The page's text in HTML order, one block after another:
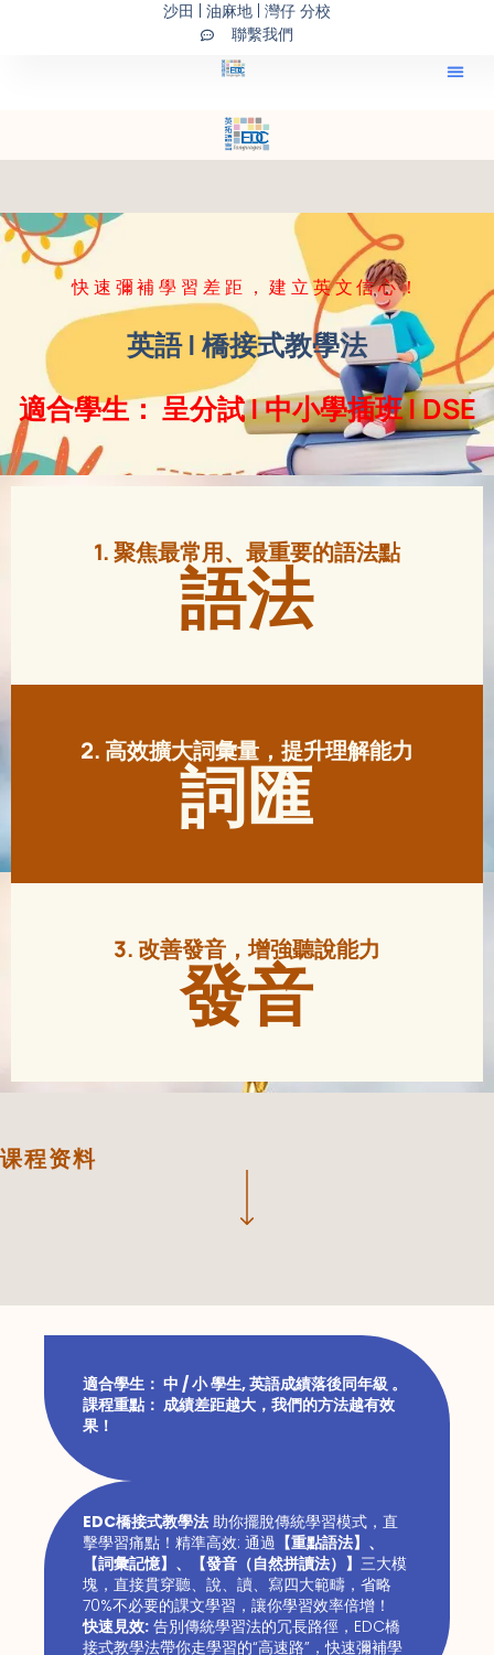
沙田 | 油麻地 | 灣仔 分校
聯繫我們
快速彌補學習差距，建立英文信心！
英語 | 橋接式教學法
適合學生： 呈分試 | 中小學插班 | DSE
1. 聚焦最常用、最重要的語法點
語法
2. 高效擴大詞彙量，提升理解能力
詞匯
3. 改善發音，增強聽說能力
發音
课程资料
適合學生： 中 / 小 學生, 英語成績落後同年級 。
課程重點： 成績差距越大，我們的方法越有效
果！
EDC橋接式教學法 助你擺脫傳統學習模式，直
擊學習痛點！精準高效: 通過 【重點語法】、
【詞彙記憶】、【發音（自然拼讀法）】 三大模
塊，直接貫穿聽、說、讀、寫四大範疇，省略
70%不必要的課文學習，讓你學習效率倍增！
快速見效: 告別傳統學習法的冗長路徑，EDC橋
接式教學法帶你走學習的“高速路”，快速彌補學